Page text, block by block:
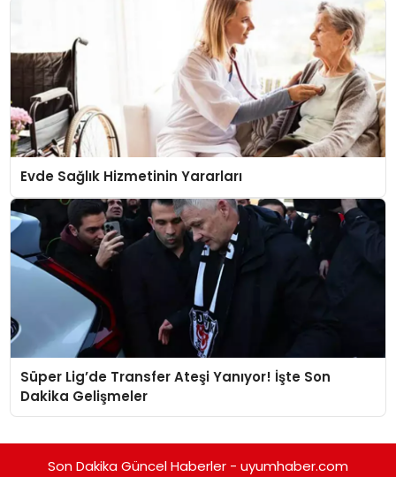
Evde Sağlık Hizmetinin Yararları
Süper Lig’de Transfer Ateşi Yanıyor! İşte Son
Dakika Gelişmeler
Son Dakika Güncel Haberler - uyumhaber.com